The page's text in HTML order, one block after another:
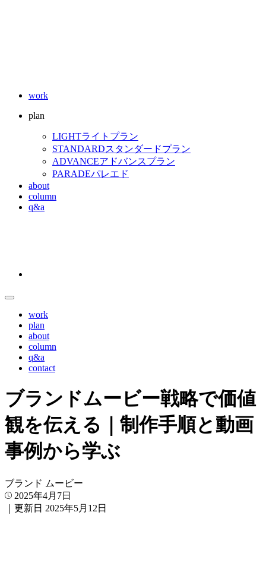
work
plan
LIGHTライトプラン
STANDARDスタンダードプラン
ADVANCEアドバンスプラン
PARADEパレエド
about
column
q&a
work
plan
about
column
q&a
contact
ブランドムービー戦略で価値
観を伝える｜制作手順と動画
事例から学ぶ
ブランド ムービー
2025年4月7日
｜更新日 2025年5月12日